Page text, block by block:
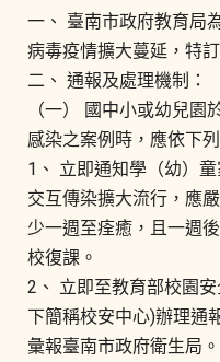
一、 臺南市政府教育局
病毒疫情擴大蔓延，特
二、 通報及處理機制：
（一） 國中小或幼兒
感染之案例時，應依下
1、 立即通知學（幼）
交互傳染擴大流行，應
少一週至痊癒，且一週
校復課。
2、 立即至教育部校園
下簡稱校安中心)辦理通
彙報臺南市政府衛生局。